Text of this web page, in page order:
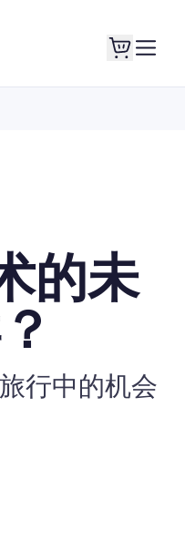
的未
行中的机会